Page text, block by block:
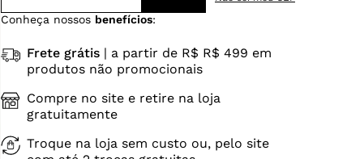
Conheça nossos benefícios:
Frete grátis| a partir de R$ R$ 499 em
produtos não promocionais
Compre no site e retire na loja
gratuitamente
Troque na loja sem custo ou, pelo site